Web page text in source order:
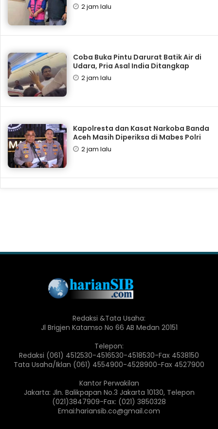
2 jam lalu
Coba Buka Pintu Darurat Batik Air di
Udara, Pria Asal India Ditangkap
2 jam lalu
Kapolresta dan Kasat Narkoba Banda
Aceh Masih Diperiksa di Mabes Polri
2 jam lalu
Redaksi &Tata Usaha:
Jl Brigjen Katamso No 66 AB Medan 20151
Telepon:
Redaksi (061) 4512530-4516530-4518530-Fax 4538150
Tata Usaha/Iklan (061) 4554900-4528900-Fax 4527900
Kantor Perwakilan
Jakarta: Jln. Balikpapan No.3 Jakarta 10130, Telepon
(021)3847909-Fax: (021) 3850328
Emai:hariansib.co@gmail.com